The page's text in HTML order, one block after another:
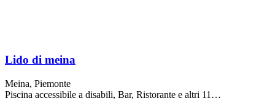
Lido di meina
Meina, Piemonte
Piscina accessibile a disabili, Bar, Ristorante e altri 11…